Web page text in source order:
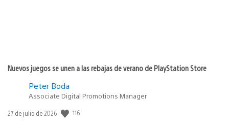
Nuevos juegos se unen a las rebajas de verano de PlayStation Store
Peter Boda
Associate Digital Promotions Manager
Fecha
27 de julio de 2026 116